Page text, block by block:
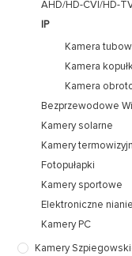
AHD/HD-CVI/HD-
IP
Kamera
Kamera
Kamera
Bezprzewodowe
Kamery solarne
Kamery
Fotopułapki
Kamery sportowe
Elektroniczne
Kamery PC
Kamery